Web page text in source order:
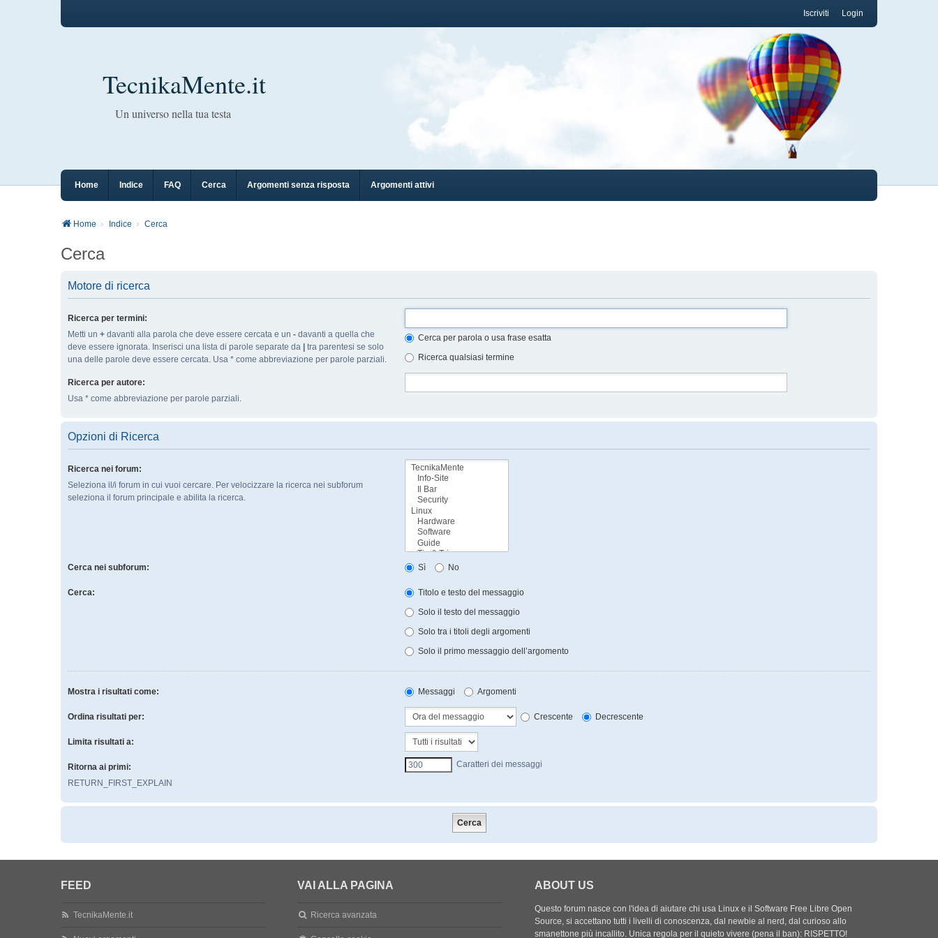
Login
Iscriviti
TecnikaMente.it
Un universo nella tua testa
Home Indice FAQ Cerca Argomenti senza risposta Argomenti attivi
Home Indice Cerca
Cerca
Motore di ricerca
Ricerca per termini:
Metti un + davanti alla parola che deve essere cercata e un - davanti a quella che
deve essere ignorata. Inserisci una lista di parole separate da
tra parentesi se solo
una delle parole deve essere cercata. Usa * come abbreviazione per parole parziali.
Cerca per parola o usa frase esatta
Ricerca qualsiasi termine
Ricerca per autore:
Usa * come abbreviazione per parole parziali.
Opzioni di Ricerca
Ricerca nei forum:
Seleziona il/i forum in cui vuoi cercare. Per velocizzare la ricerca nei subforum
seleziona il forum principale e abilita la ricerca.
Cerca nei subforum: Sì No
Cerca:
Titolo e testo del messaggio
Solo il testo del messaggio
Solo tra i titoli degli argomenti
Solo il primo messaggio dell’argomento
Mostra i risultati come: Messaggi Argomenti
Ordina risultati per: Crescente Decrescente
Limita risultati a:
Ritorna ai primi:
RETURN_FIRST_EXPLAIN
Caratteri dei messaggi
FEED
TecnikaMente.it
VAI ALLA PAGINA
Ricerca avanzata
ABOUT US
Questo forum nasce con l'idea di aiutare chi usa Linux e il Software Free Libre Open
Source, si accettano tutti i livelli di conoscenza, dal newbie al nerd, dal curioso allo
smanettone più incallito. Unica regola per il quieto vivere (pena il ban): RISPETTO!